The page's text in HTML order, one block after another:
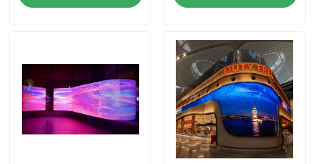
소식
케이스